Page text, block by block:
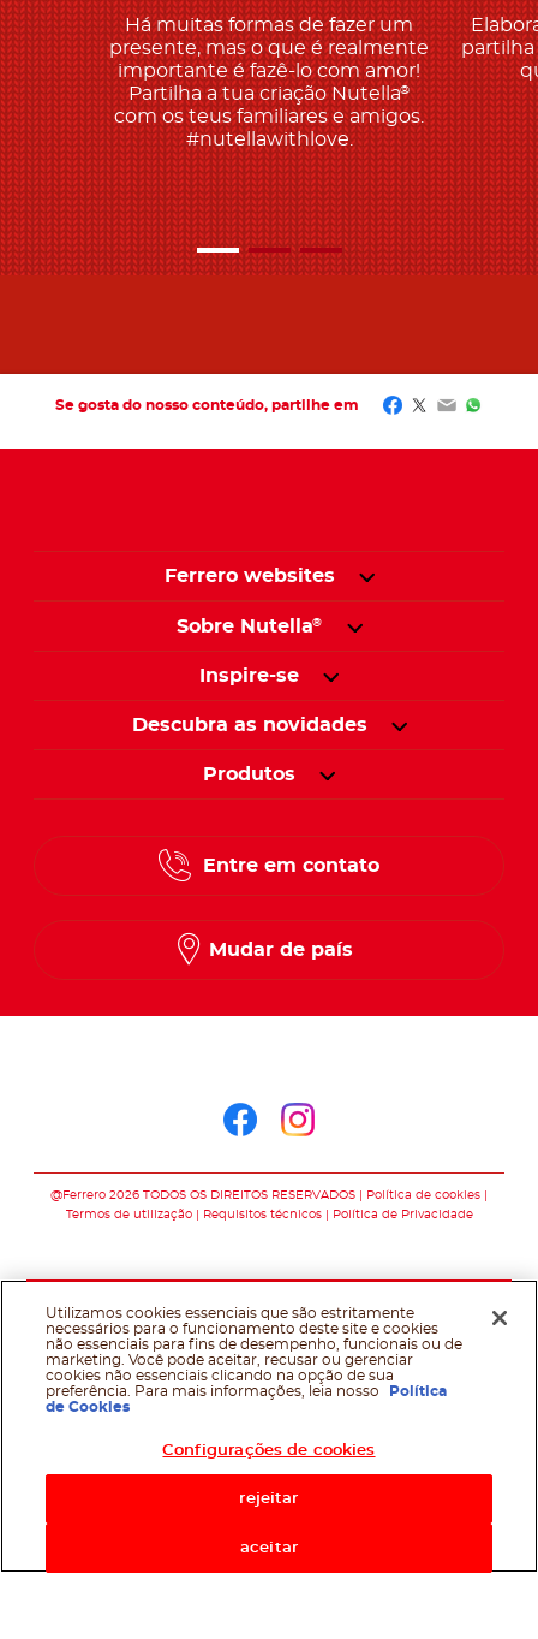
Há muitas formas de fazer um
presente, mas o que é realmente
importante é fazê-lo com amor!
Partilha a tua criação Nutella®
com os teus familiares e amigos.
#nutellawithlove.
partilha
Se gosta do nosso conteúdo, partilhe em Facebook
Twitter
Email
Ferrero websites
Sobre Nutella®
Inspire-se
Descubra as novidades
Produtos
Entre em contato
Mudar de país
@Ferrero 2026 TODOS OS DIREITOS RESERVADOS
Política de cookies
Termos de utilização
Requisitos técnicos Política de Privacidade
Utilizamos cookies essenciais que são estritamente
necessários para o funcionamento deste site e cookies
não essenciais para fins de desempenho, funcionais ou de
marketing. Você pode aceitar, recusar ou gerenciar
cookies não essenciais clicando na opção de sua
preferência. Para mais informações, leia nosso
Política
de Cookies
Configurações de cookies
rejeitar
aceitar